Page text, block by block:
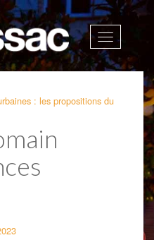
Afficher
la
: les propositions du